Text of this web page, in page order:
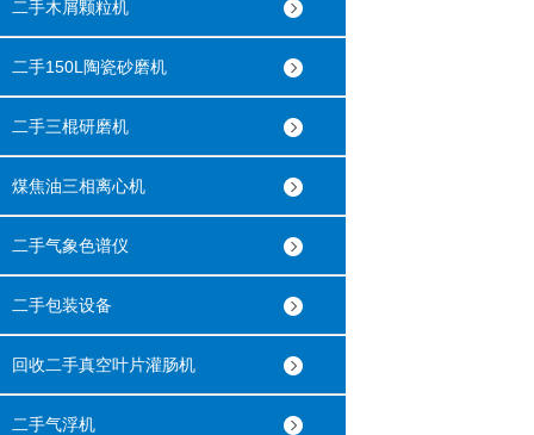
二手木屑颗粒机
二手150L陶瓷砂磨机
二手三棍研磨机
煤焦油三相离心机
二手气象色谱仪
二手包装设备
回收二手真空叶片灌肠机
二手气浮机